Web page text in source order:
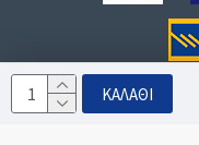
ΚΑΛΆΘΙ